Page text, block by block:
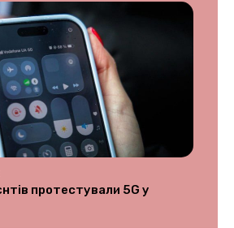
протестували 5G у